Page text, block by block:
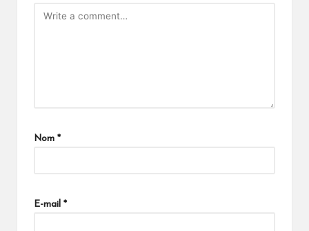
Nom *
E-mail *